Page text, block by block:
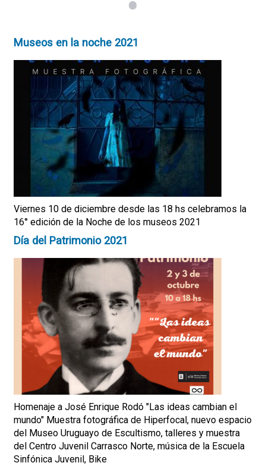
Museos en la noche 2021
Viernes 10 de diciembre desde las 18 hs celebramos la
16° edición de la Noche de los museos 2021
Día del Patrimonio 2021
Homenaje a José Enrique Rodó "Las ideas cambian el
mundo" Muestra fotográfica de Hiperfocal, nuevo espacio
del Museo Uruguayo de Escultismo, talleres y muestra
del Centro Juvenil Carrasco Norte, música de la Escuela
Sinfónica Juvenil, Bike